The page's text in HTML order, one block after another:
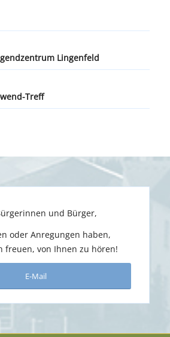
Lingenfeld
Treff
und Bürger,
oder Anregungen haben,
freuen, von Ihnen zu hören!
E-Mail